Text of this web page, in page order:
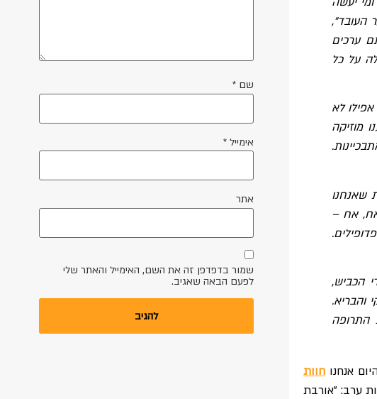
העובד",
ערכים
על כל
לא
מוזיקה
שאנחנו
אח, אח –
הכביש,
והבריא.
התרופה
אנחנוחוות
ערב: "אורבת
שם*
אימייל*
אתר
שמור בדפדפן זה את השם, האימייל והאתר שלי
לפעם הבאה שאגיב.